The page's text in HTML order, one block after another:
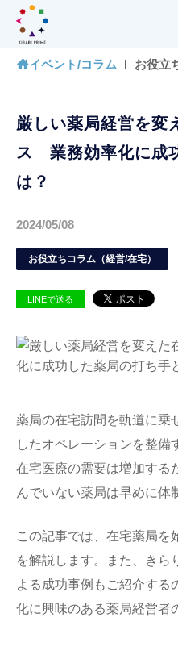
イベント/コラム お役立
厳しい薬局経営を変
ス 業務効率化に成
は？
2024/05/08
お役立ちコラム（経営/在宅）
LINEで送る
薬局の在宅訪問を軌道に乗
したオペレーションを整備
在宅医療の需要は増加する
んでいない薬局は早めに体
この記事では、在宅薬局を
を解説します。また、きら
よる成功事例もご紹介する
化に興味のある薬局経営者